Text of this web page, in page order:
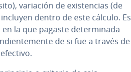
variación de exi­s­te­n­cias (de
dentro de este cálculo. Es
la que pagaste de­te­r­mi­na­da
de si fue a través de